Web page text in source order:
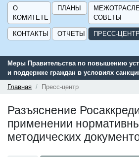
О
КОМИТЕТЕ
ПЛАНЫ
СОВЕТЫ
КОНТАКТЫ ОТЧЕТЫ ПРЕСС-ЦЕНТР
Меры Правительства по повышению
и поддержке граждан в условиях
Главная
Пресс-центр
Разъяснение
применении
методических